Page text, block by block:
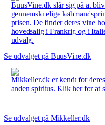
BuusVine.dk slår sig på at
gennemskuelige
prisen. De finder deres vine
hovedsalig i Frankrig og i
udvalg.
Se udvalget på BuusVine.dk
Mikkeller.dk er kendt for
anden spiritus. Klik her for at
Se udvalget på Mikkeller.dk